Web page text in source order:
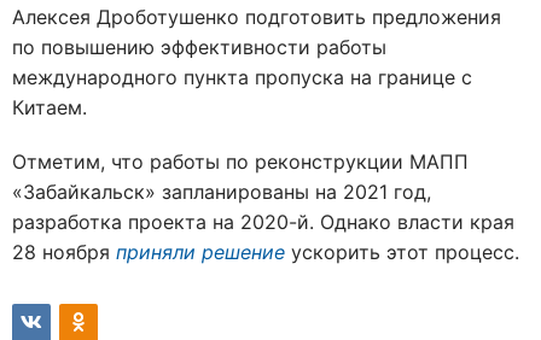
Алексея Дроботушенко подготовить предложения
по повышению эффективности работы
международного пункта пропуска на границе с
Китаем.
Отметим, что работы по реконструкции МАПП
«Забайкальск» запланированы на 2021 год,
разработка проекта на 2020-й. Однако власти края
28 ноября приняли решение ускорить этот процесс.